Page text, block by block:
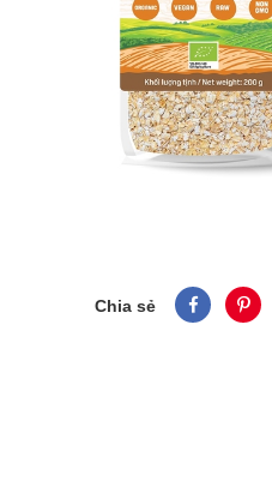
Chia sẻ